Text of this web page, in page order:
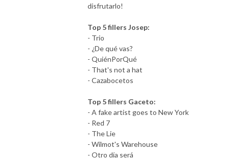
disfrutarlo!
Top 5 fillers Josep:
- Trio
- ¿De qué vas?
- QuiénPorQué
- That's not a hat
- Cazabocetos
Top 5 fillers Gaceto:
- A fake artist goes to New York
- Red 7
- The Lie
- Wilmot's Warehouse
- Otro día será